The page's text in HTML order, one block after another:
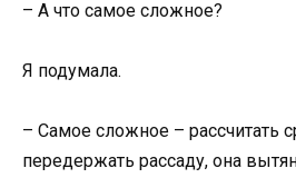
– А что самое сложное?
Я подумала.
– Самое сложное – рассчитать
передержать рассаду, она